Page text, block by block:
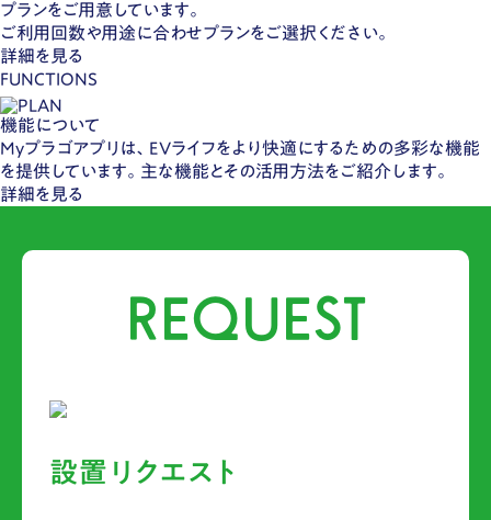
プランをご用意しています。
ご利用回数や用途に合わせプランをご選択ください。
詳細を見る
FUNCTIONS
機能について
Myプラゴアプリは、EVライフをより快適にするための多彩な機能
を提供しています。​主な機能とその活用方法をご紹介します。
詳細を見る
REQUEST
設置リクエスト